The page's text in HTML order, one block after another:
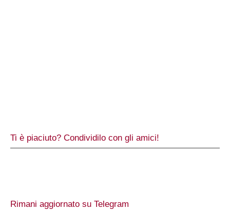
Ti è piaciuto? Condividilo con gli amici!
Rimani aggiornato su Telegram